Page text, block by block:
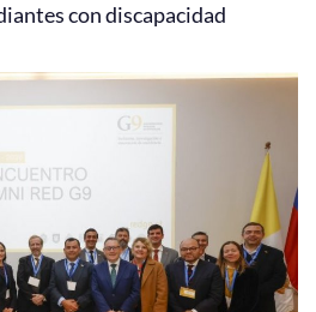
con discapacidad